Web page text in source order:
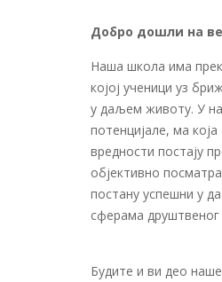
Добро дошли на
Наша школа има
којој ученици уз
у даљем животу. У
потенцијале, ма
вредности постају
објективно
постану успешни у
сферама
Будите и ви део